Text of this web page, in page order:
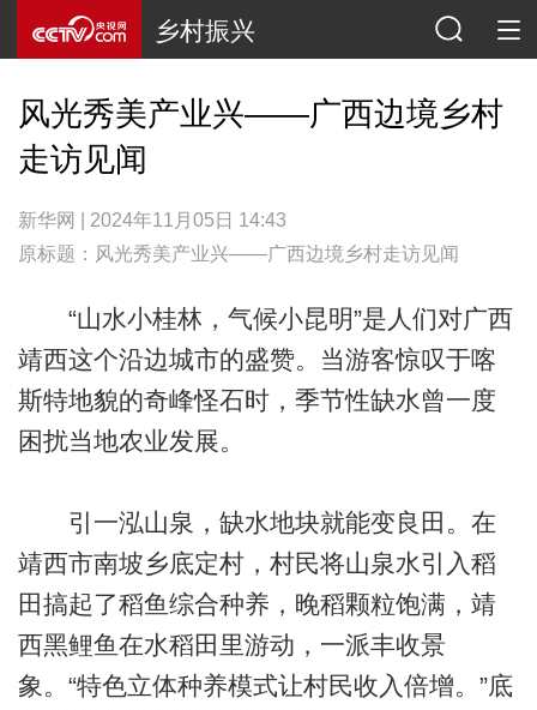
乡村振兴
风光秀美产业兴——广西边境乡村
走访见闻
新华网 | 2024年11月05日 14:43
原标题：风光秀美产业兴——广西边境乡村走访见闻
“山水小桂林，气候小昆明”是人们对广西
靖西这个沿边城市的盛赞。当游客惊叹于喀
斯特地貌的奇峰怪石时，季节性缺水曾一度
困扰当地农业发展。
引一泓山泉，缺水地块就能变良田。在
靖西市南坡乡底定村，村民将山泉水引入稻
田搞起了稻鱼综合种养，晚稻颗粒饱满，靖
西黑鲤鱼在水稻田里游动，一派丰收景
象。“特色立体种养模式让村民收入倍增。”底